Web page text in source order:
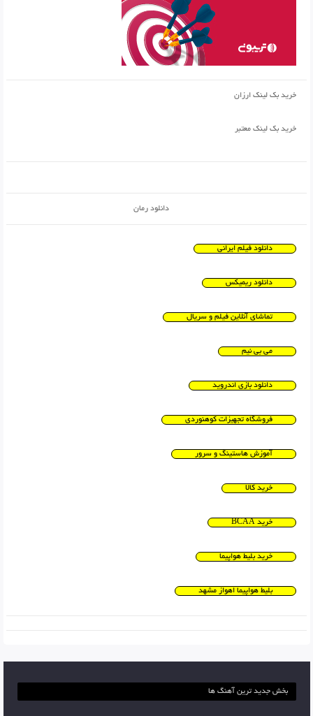
خرید بک لینک ارزان
خرید بک لینک معتبر
دانلود رمان
دانلود فیلم ایرانی
دانلود ریمیکس
تماشای آنلاین فیلم و سریال
می بی نیم
دانلود بازی اندروید
فروشگاه تجهیزات کوهنوردی
آموزش هاستینگ و سرور
خرید کالا
خرید BCAA
خرید بلیط هواپیما
بلیط هواپیما اهواز مشهد
بخش جدید ترین آهنگ ها